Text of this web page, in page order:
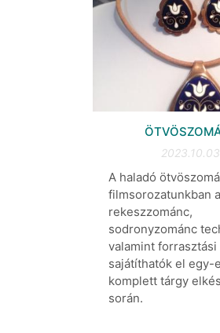
A haladó
filmsorozatunkban a
rekeszzománc,
sodronyzománc
valamint
sajátíthatók el egy-
komplett tárgy
során.